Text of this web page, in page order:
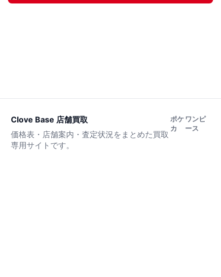
Clove Base 店舗買取
価格表・店舗案内・査定状況をまとめた買取
専用サイトです。
ポケ
カ
ワンピ
ース